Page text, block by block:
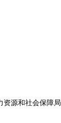
源和社会保障局